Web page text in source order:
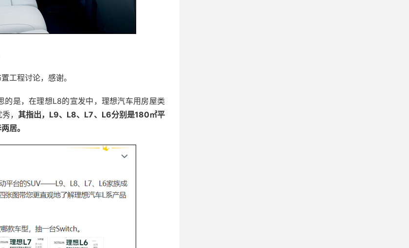
工程讨论，感谢。
是，在理想L8的宣发中，理想汽车用房屋类
， 其指出，L9、L8、L7、L6分别是180㎡平
居。